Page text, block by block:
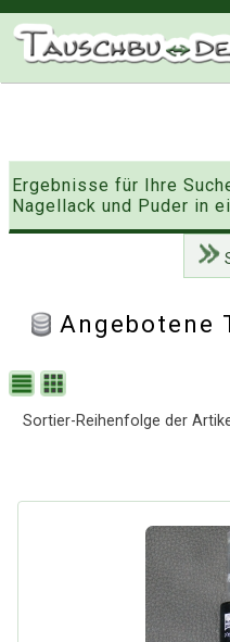
Ergebnisse für Ihre
Nagellack und Puder in
Angebotene
Sortier-Reihenfolge der